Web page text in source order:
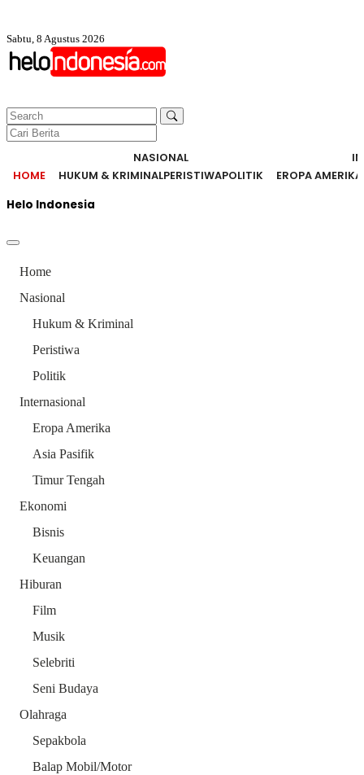
Sabtu, 8 Agustus 2026
HOME
NASIONAL
HUKUM & KRIMINALPERISTIWAPOLITIK
EROPA AMERIKA
Helo Indonesia
Home
Nasional
Hukum & Kriminal
Peristiwa
Politik
Internasional
Eropa Amerika
Asia Pasifik
Timur Tengah
Ekonomi
Bisnis
Keuangan
Hiburan
Film
Musik
Selebriti
Seni Budaya
Olahraga
Sepakbola
Balap Mobil/Motor